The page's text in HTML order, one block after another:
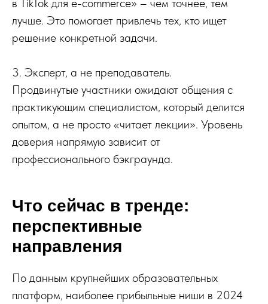
в TikTok для e-commerce» – чем точнее, тем
лучше. Это помогает привлечь тех, кто ищет
решение конкретной задачи.
3. Эксперт, а не преподаватель.
Продвинутые участники ожидают общения с
практикующим специалистом, который делится
опытом, а не просто «читает лекции». Уровень
доверия напрямую зависит от
профессионального бэкграунда.
Что сейчас в тренде:
перспективные
направления
По данным крупнейших образовательных
платформ, наиболее прибыльные ниши в 2024